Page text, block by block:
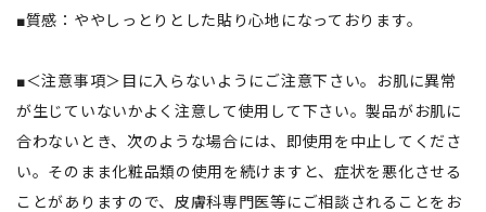
■質感：ややしっとりとした貼り心地になっております。
■＜注意事項＞目に入らないようにご注意下さい。お肌に異常
が生じていないかよく注意して使用して下さい。製品がお肌に
合わないとき、次のような場合には、即使用を中止してくださ
い。そのまま化粧品類の使用を続けますと、症状を悪化させる
ことがありますので、皮膚科専門医等にご相談されることをお